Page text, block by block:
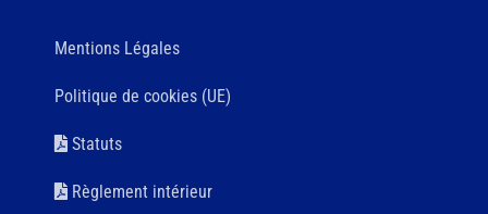
Mentions Légales
Politique de cookies (UE)
Statuts
Règlement intérieur